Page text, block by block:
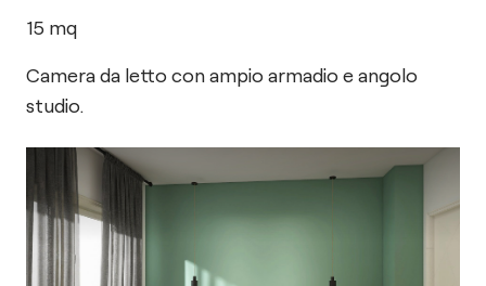
15 mq
Camera da letto con ampio armadio e angolo
studio.